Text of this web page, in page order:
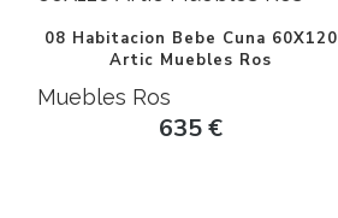
08 Habitacion Bebe Cuna 60X120
Artic Muebles Ros
Muebles Ros
635€